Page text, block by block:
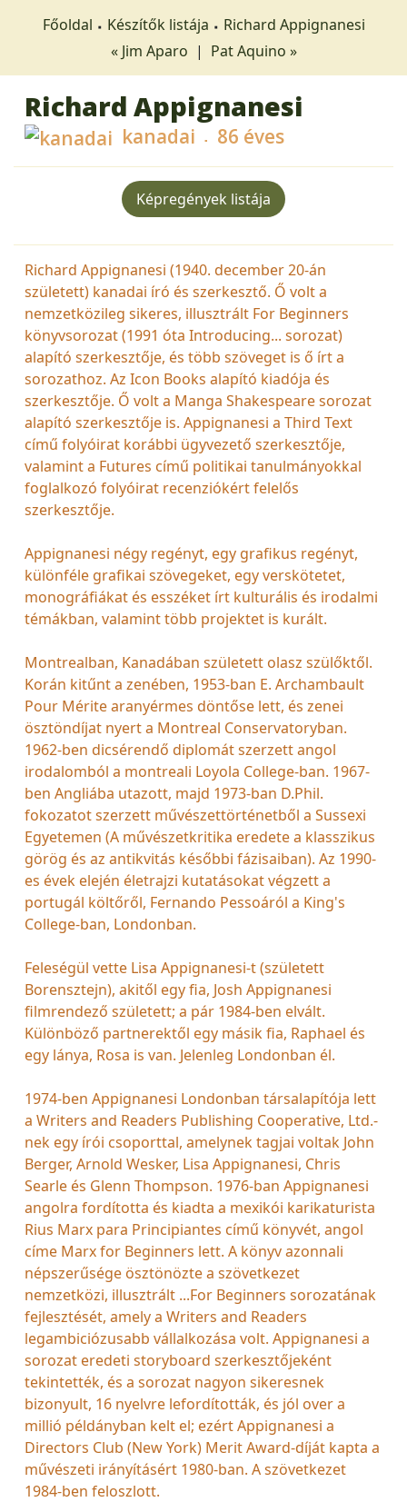
Főoldal Készítők listája
Richard Appignanesi
« Jim Aparo | Pat Aquino »
Richard Appignanesi
kanadai 86 éves
Képregények listája
Richard Appignanesi (1940. december 20-án
született) kanadai író és szerkesztő. Ő volt a
nemzetközileg sikeres, illusztrált For Beginners
könyvsorozat (1991 óta Introducing... sorozat)
alapító szerkesztője, és több szöveget is ő írt a
sorozathoz. Az Icon Books alapító kiadója és
szerkesztője. Ő volt a Manga Shakespeare sorozat
alapító szerkesztője is. Appignanesi a Third Text
című folyóirat korábbi ügyvezető szerkesztője,
valamint a Futures című politikai tanulmányokkal
foglalkozó folyóirat recenziókért felelős
szerkesztője.
Appignanesi négy regényt, egy grafikus regényt,
különféle grafikai szövegeket, egy verskötetet,
monográfiákat és esszéket írt kulturális és irodalmi
témákban, valamint több projektet is kurált.
Montrealban, Kanadában született olasz szülőktől.
Korán kitűnt a zenében, 1953-ban E. Archambault
Pour Mérite aranyérmes döntőse lett, és zenei
ösztöndíjat nyert a Montreal Conservatoryban.
1962-ben dicsérendő diplomát szerzett angol
irodalomból a montreali Loyola College-ban. 1967-
ben Angliába utazott, majd 1973-ban D.Phil.
fokozatot szerzett művészettörténetből a Sussexi
Egyetemen (A művészetkritika eredete a klasszikus
görög és az antikvitás későbbi fázisaiban). Az 1990-
es évek elején életrajzi kutatásokat végzett a
portugál költőről, Fernando Pessoáról a King's
College-ban, Londonban.
Feleségül vette Lisa Appignanesi-t (született
Borensztejn), akitől egy fia, Josh Appignanesi
filmrendező született; a pár 1984-ben elvált.
Különböző partnerektől egy másik fia, Raphael és
egy lánya, Rosa is van. Jelenleg Londonban él.
1974-ben Appignanesi Londonban társalapítója lett
a Writers and Readers Publishing Cooperative, Ltd.-
nek egy írói csoporttal, amelynek tagjai voltak John
Berger, Arnold Wesker, Lisa Appignanesi, Chris
Searle és Glenn Thompson. 1976-ban Appignanesi
angolra fordította és kiadta a mexikói karikaturista
Rius Marx para Principiantes című könyvét, angol
címe Marx for Beginners lett. A könyv azonnali
népszerűsége ösztönözte a szövetkezet
nemzetközi, illusztrált ...For Beginners sorozatának
fejlesztését, amely a Writers and Readers
legambiciózusabb vállalkozása volt. Appignanesi a
sorozat eredeti storyboard szerkesztőjeként
tekintették, és a sorozat nagyon sikeresnek
bizonyult, 16 nyelvre lefordították, és jól over a
millió példányban kelt el; ezért Appignanesi a
Directors Club (New York) Merit Award-díját kapta a
művészeti irányításért 1980-ban. A szövetkezet
1984-ben feloszlott.